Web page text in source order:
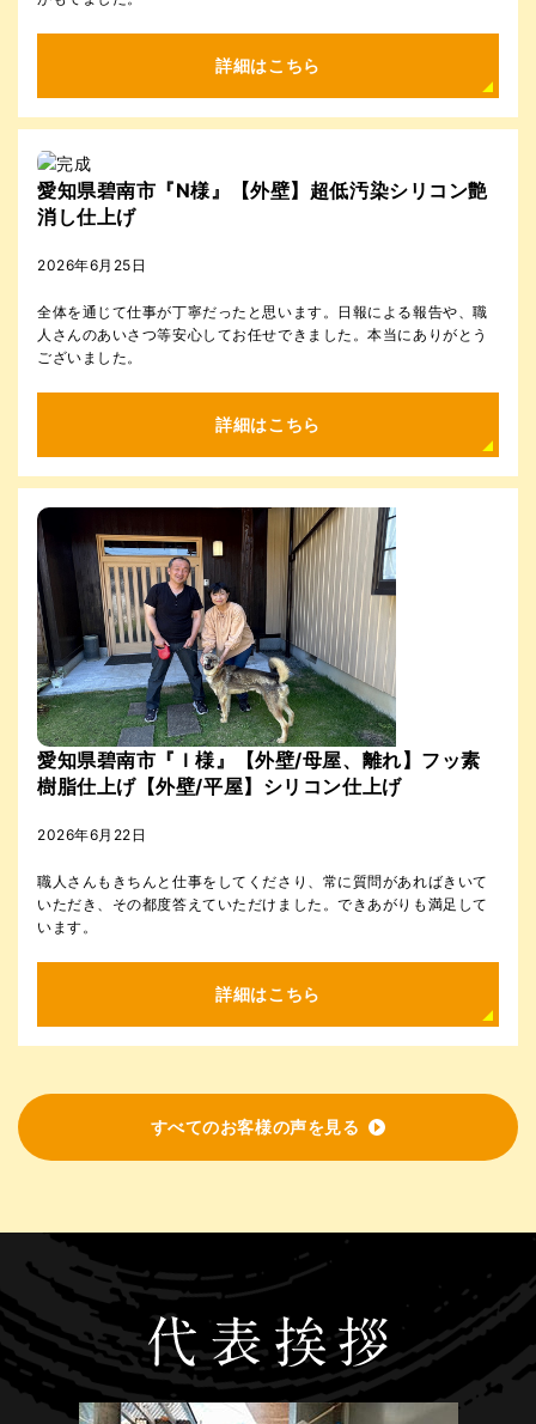
詳細はこちら
愛知県碧南市『N様』【外壁】超低汚染シリコン艶
消し仕上げ
2026年6月25日
全体を通じて仕事が丁寧だったと思います。日報による報告や、職
人さんのあいさつ等安心してお任せできました。本当にありがとう
ございました。
詳細はこちら
愛知県碧南市『Ｉ様』【外壁/母屋、離れ】フッ素
樹脂仕上げ【外壁/平屋】シリコン仕上げ
2026年6月22日
職人さんもきちんと仕事をしてくださり、常に質問があればきいて
いただき、その都度答えていただけました。できあがりも満足して
います。
詳細はこちら
すべてのお客様の声を見る